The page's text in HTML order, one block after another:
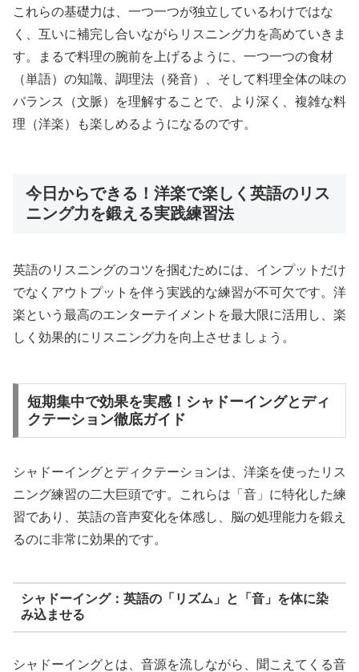
これらの基礎力は、一つ一つが独立しているわけではな
く、互いに補完し合いながらリスニング力を高めていきま
す。まるで料理の腕前を上げるように、一つ一つの食材
（単語）の知識、調理法（発音）、そして料理全体の味の
バランス（文脈）を理解することで、より深く、複雑な料
理（洋楽）も楽しめるようになるのです。
今日からできる！洋楽で楽しく英語のリス
ニング力を鍛える実践練習法
英語のリスニングのコツを掴むためには、インプットだけ
でなくアウトプットを伴う実践的な練習が不可欠です。洋
楽という最高のエンターテイメントを最大限に活用し、楽
しく効果的にリスニング力を向上させましょう。
短期集中で効果を実感！シャドーイングとディ
クテーション徹底ガイド
シャドーイングとディクテーションは、洋楽を使ったリス
ニング練習の二大巨頭です。これらは「音」に特化した練
習であり、英語の音声変化を体感し、脳の処理能力を鍛え
るのに非常に効果的です。
シャドーイング：英語の「リズム」と「音」を体に染
み込ませる
シャドーイングとは、音源を流しながら、聞こえてくる音